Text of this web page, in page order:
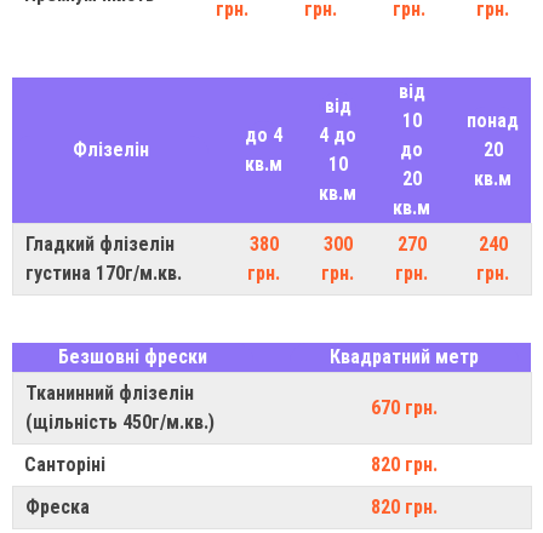
грн.
грн.
грн.
грн.
Флізелін
до 4
кв.м
від
4 до
10
кв.м
від
10
до
20
кв.м
понад
20
кв.м
Гладкий флізелін
густина 170г/м.кв.
380
грн.
300
грн.
270
грн.
240
грн.
Безшовні фрески
Квадратний метр
Тканинний флізелін
(щільність 450г/м.кв.)
670 грн.
Санторіні
820 грн.
Фреска
820 грн.